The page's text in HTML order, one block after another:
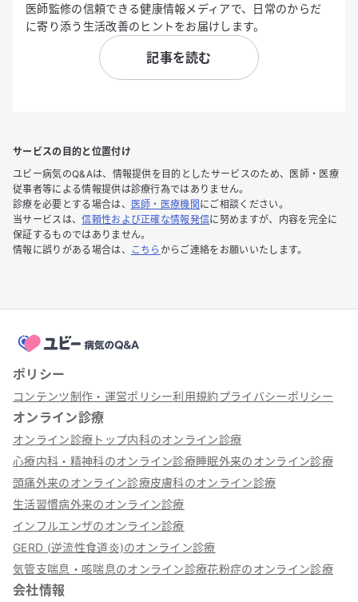
医師監修の信頼できる健康情報メディアで、日常のからだ
に寄り添う生活改善のヒントをお届けします。
記事を読む
サービスの目的と位置付け
ユビー病気のQ&Aは、情報提供を目的としたサービスのため、医師・医療
従事者等による情報提供は診療行為ではありません。
診療を必要とする場合は、
医師・医療機関 にご相談ください。
当サービスは、信頼性および正確な情報発信に努めますが、内容を完全に
保証するものではありません。
情報に誤りがある場合は、
こちら からご連絡をお願いいたします。
ポリシー
コンテンツ制作・運営ポリシー利用規約プライバシーポリシー
オンライン診療
オンライン診療トップ内科のオンライン診療
心療内科・精神科のオンライン診療睡眠外来のオンライン診療
頭痛外来のオンライン診療皮膚科のオンライン診療
生活習慣病外来のオンライン診療
インフルエンザのオンライン診療
GERD (逆流性食道炎)のオンライン診療
気管支喘息・咳喘息のオンライン診療花粉症のオンライン診療
会社情報